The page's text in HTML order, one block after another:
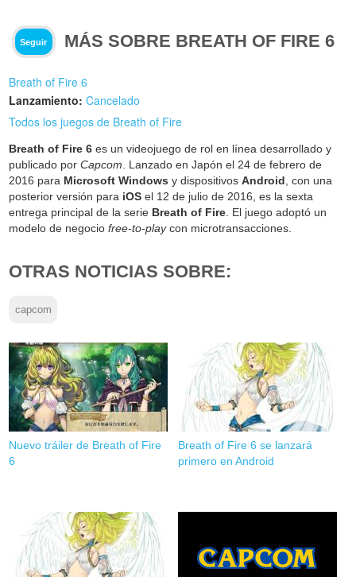
Seguir MÁS SOBRE BREATH OF FIRE 6
Breath of Fire 6
Lanzamiento: Cancelado
Todos los juegos de Breath of Fire
Breath of Fire 6 es un videojuego de rol en línea desarrollado y
publicado porCapcom . Lanzado en Japón el 24 de febrero de
2016 para Microsoft Windows y dispositivosAndroid , con una
posterior versión para iOS el 12 de julio de 2016, es la sexta
entrega principal de la serie Breath of Fire . El juego adoptó un
modelo de negociofree-to-playcon microtransacciones.
OTRAS NOTICIAS SOBRE:
capcom
Nuevo tráiler de Breath of Fire
6
Breath of Fire 6 se lanzará
primero en Android